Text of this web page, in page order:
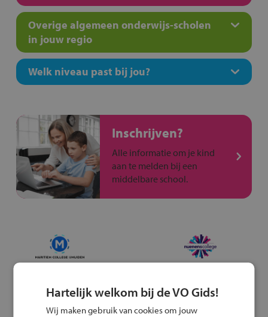
Overige algemeen onderwijs-scholen
in jouw regio
Welk niveau past bij jou?
Inschrijven?
Alle informatie om je kind
aan te melden bij een
middelbare school.
Hartelijk welkom bij de VO Gids!
Wij maken gebruik van cookies om jouw